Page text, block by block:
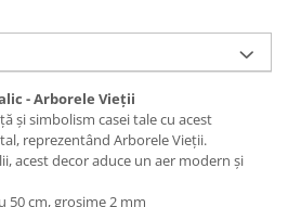
- Arborele Vieții
și simbolism casei tale cu acest
reprezentând Arborele Vieții.
acest decor aduce un aer modern și
50 cm, grosime 2 mm